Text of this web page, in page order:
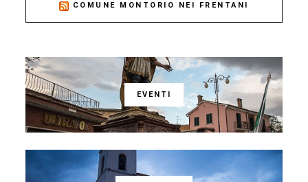
COMUNE MONTORIO NEI FRENTANI
EVENTI